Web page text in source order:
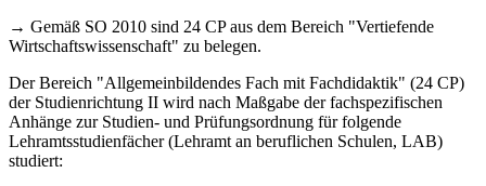
→ Gemäß SO 2010 sind 24 CP aus dem Bereich "Vertiefende
Wirtschaftswissenschaft" zu belegen.
Der Bereich "Allgemeinbildendes Fach mit Fachdidaktik" (24 CP)
der Studienrichtung II wird nach Maßgabe der fachspezifischen
Anhänge zur Studien- und Prüfungsordnung für folgende
Lehramtsstudienfächer (Lehramt an beruflichen Schulen, LAB)
studiert: